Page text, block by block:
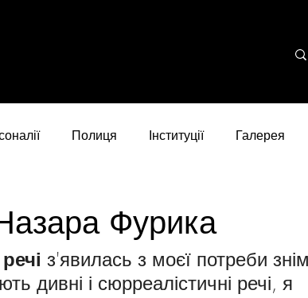
Полиця Інституції Галерея
Фурика
з'явилась з моєї потреби
дивні і сюрреалістичні речі, я